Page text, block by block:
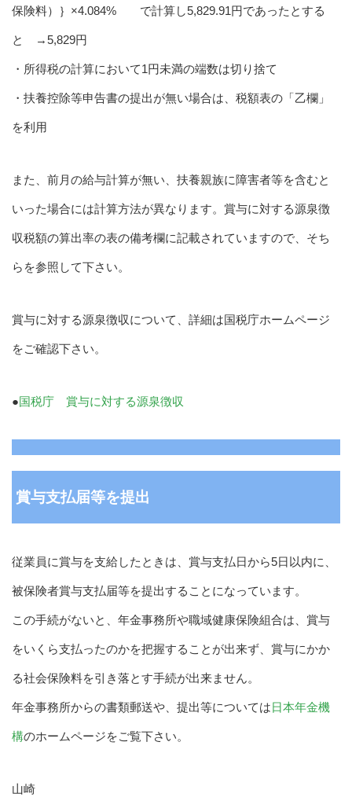
保険料）｝×4.084% で計算し5,829.91円であったとする
と →5,829円
・所得税の計算において1円未満の端数は切り捨て
・扶養控除等申告書の提出が無い場合は、税額表の「乙欄」
を利用
また、前月の給与計算が無い、扶養親族に障害者等を含むと
いった場合には計算方法が異なります。賞与に対する源泉徴
収税額の算出率の表の備考欄に記載されていますので、そち
らを参照して下さい。
賞与に対する源泉徴収について、詳細は国税庁ホームページ
をご確認下さい。
●国税庁 賞与に対する源泉徴収
賞与支払届等を提出
従業員に賞与を支給したときは、賞与支払日から5日以内に、
被保険者賞与支払届等を提出することになっています。
この手続がないと、年金事務所や職域健康保険組合は、賞与
をいくら支払ったのかを把握することが出来ず、賞与にかか
る社会保険料を引き落とす手続が出来ません。
年金事務所からの書類郵送や、提出等については日本年金機
構のホームページをご覧下さい。
山崎